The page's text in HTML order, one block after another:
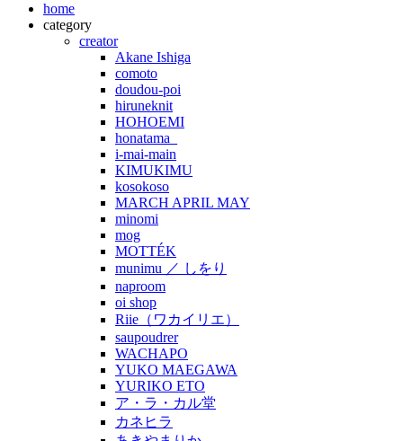
home
category
creator
Akane Ishiga
comoto
doudou-poi
hiruneknit
HOHOEMI
honatama_
i-mai-main
KIMUKIMU
kosokoso
MARCH APRIL MAY
minomi
mog
MOTTÉK
munimu ／ しをり
naproom
oi shop
Riie（ワカイリエ）
saupoudrer
WACHAPO
YUKO MAEGAWA
YURIKO ETO
ア・ラ・カル堂
カネヒラ